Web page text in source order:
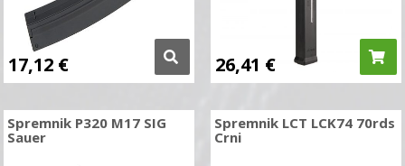
17,12 € 26,41 €
Spremnik P320 M17 SIG
Sauer
Spremnik LCT LCK74 70rds
Crni